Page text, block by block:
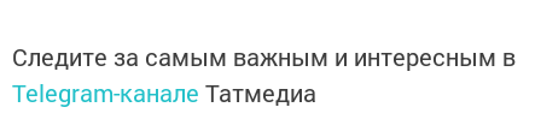
Следите за самым важным и интересным в
Telegram-канале Татмедиа